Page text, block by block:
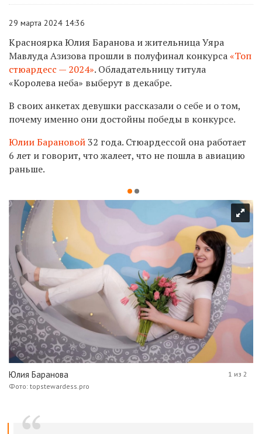
29 марта 2024 14:36
Красноярка Юлия Баранова и жительница Уяра
Мавлуда Азизова прошли в полуфинал конкурса«Топ
стюардесс — 2024». Обладательницу титула
«Королева неба» выберут в декабре.
В своих анкетах девушки рассказали о себе и о том,
почему именно они достойны победы в конкурсе.
Юлии Барановой32 года. Стюардессой она работает
6 лет и говорит, что жалеет, что не пошла в авиацию
раньше.
Юлия Баранова
Фото: topstewardess.pro
1 из 2